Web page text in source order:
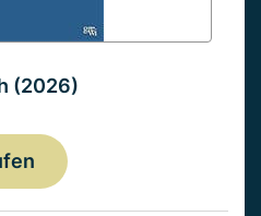
(2026)